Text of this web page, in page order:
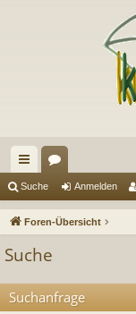
ch
ne
riff
en
Suche Anmelden
Foren-Übersicht
Suche
Suchanfrage